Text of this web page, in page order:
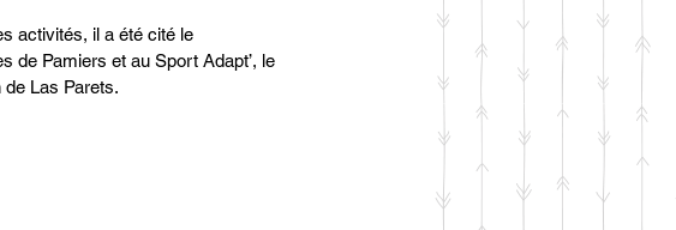
activités, il a été cité le
de Pamiers et au Sport Adapt’, le
de Las Parets.